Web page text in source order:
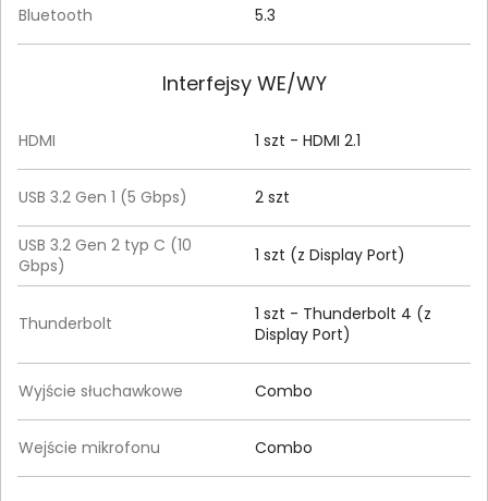
Bluetooth 5.3
Interfejsy WE/WY
HDMI 1 szt - HDMI 2.1
USB 3.2 Gen 1 (5 Gbps) 2 szt
USB 3.2 Gen 2 typ C (10
Gbps)
1 szt (z Display Port)
Thunderbolt
1 szt - Thunderbolt 4 (z
Display Port)
Wyjście słuchawkowe Combo
Wejście mikrofonu Combo